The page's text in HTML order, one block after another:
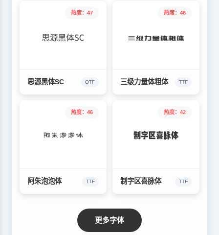
热度：47
思源黑体SC OTF
热度：46
三级力量体粗体 TTF
热度：46
阿朱泡泡体 TTF
热度：42
制字区喜脉体 TTF
更多字体